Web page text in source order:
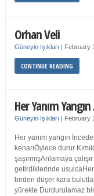
Orhan Veli
Güneyin Işıkları | February
CONTINUE READING
Her Yanım
Güneyin Işıkları | February
Her yanım yangın
kenarıÖylece durur
şaşırmışAnlamaya
getirdiklerinde usulcaHer
birden düşer kara
yürekte Durdurulamaz